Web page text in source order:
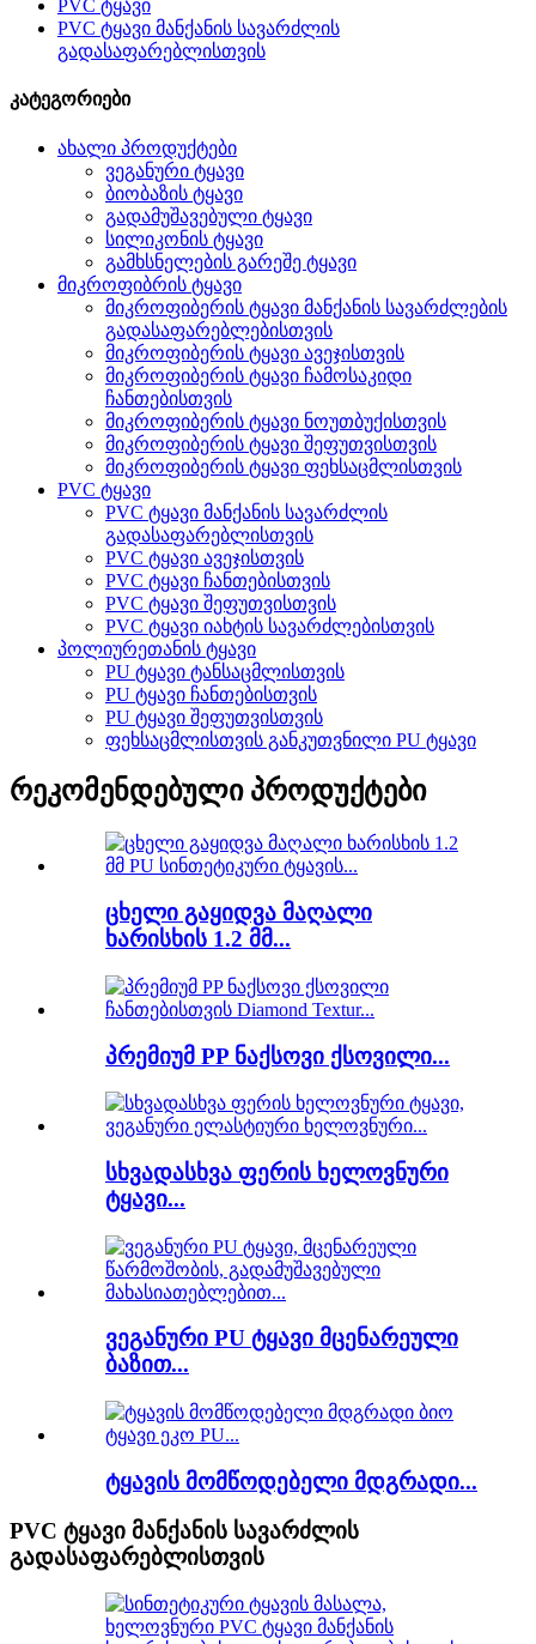
PVC ტყავი
PVC ტყავი მანქანის სავარძლის
გადასაფარებლისთვის
კატეგორიები
ახალი პროდუქტები
ვეგანური ტყავი
ბიობაზის ტყავი
გადამუშავებული ტყავი
სილიკონის ტყავი
გამხსნელების გარეშე ტყავი
მიკროფიბრის ტყავი
მიკროფიბერის ტყავი მანქანის სავარძლების
გადასაფარებლებისთვის
მიკროფიბერის ტყავი ავეჯისთვის
მიკროფიბერის ტყავი ჩამოსაკიდი
ჩანთებისთვის
მიკროფიბერის ტყავი ნოუთბუქისთვის
მიკროფიბერის ტყავი შეფუთვისთვის
მიკროფიბერის ტყავი ფეხსაცმლისთვის
PVC ტყავი
PVC ტყავი მანქანის სავარძლის
გადასაფარებლისთვის
PVC ტყავი ავეჯისთვის
PVC ტყავი ჩანთებისთვის
PVC ტყავი შეფუთვისთვის
PVC ტყავი იახტის სავარძლებისთვის
პოლიურეთანის ტყავი
PU ტყავი ტანსაცმლისთვის
PU ტყავი ჩანთებისთვის
PU ტყავი შეფუთვისთვის
ფეხსაცმლისთვის განკუთვნილი PU ტყავი
რეკომენდებული პროდუქტები
ცხელი გაყიდვა მაღალი
ხარისხის 1.2 მმ...
პრემიუმ PP ნაქსოვი ქსოვილი...
სხვადასხვა ფერის ხელოვნური
ტყავი...
ვეგანური PU ტყავი მცენარეული
ბაზით...
ტყავის მომწოდებელი მდგრადი...
PVC ტყავი მანქანის სავარძლის
გადასაფარებლისთვის